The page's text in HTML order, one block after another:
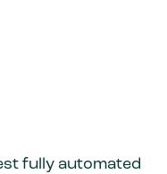
fully automated